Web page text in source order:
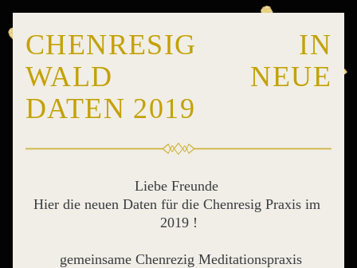
CHENRESIG IN
WALD           NEUE
DATEN 2019
Liebe Freunde
Hier die neuen Daten für die Chenresig Praxis im
2019 !
gemeinsame Chenrezig Meditationspraxis